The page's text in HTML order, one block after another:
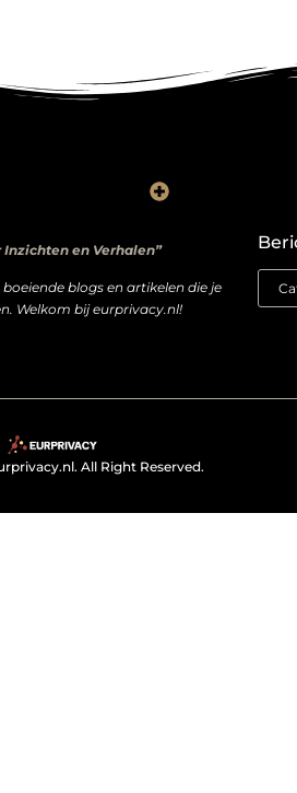
en Verhalen”
blogs en artikelen die je
Welkom bij eurprivacy.nl!
All Right Reserved.